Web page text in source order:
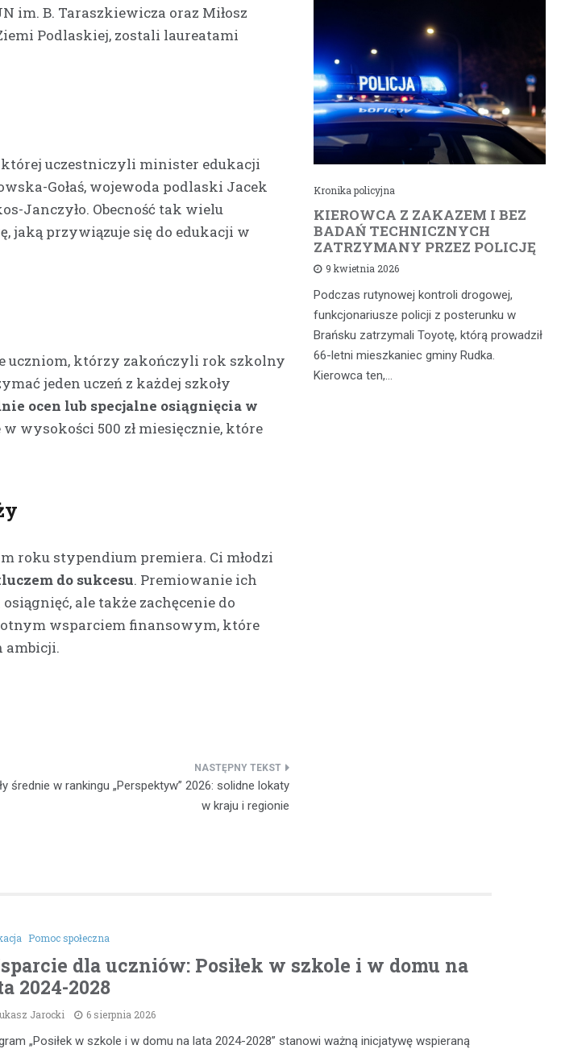
im. B. Taraszkiewicza oraz Miłosz
Podlaskiej, zostali laureatami
której uczestniczyli minister edukacji
Gołaś, wojewoda podlaski Jacek
Janczyło. Obecność tak wielu
jaką przywiązuje się do edukacji w
uczniom, którzy zakończyli rok szkolny
jeden uczeń z każdej szkoły
ocen lub specjalne osiągnięcia w
wysokości 500 zł miesięcznie, które
roku stypendium premiera. Ci młodzi
do sukcesu. Premiowanie ich
ale także zachęcenie do
wsparciem finansowym, które
ambicji.
średnie w rankingu „Perspektyw” 2026: solidne lokaty
w kraju i regionie
Kronika policyjna
Kierowca z Kalnicy stracił
prawo jazdy za nadmierną
czynników ryzyka. W ostatnich dniach w…
Kronika policyjna
KIEROWCA Z ZAKAZEM I BEZ
BADAŃ TECHNICZNYCH
ZATRZYMANY PRZEZ POLICJĘ
9 kwietnia 2026
Podczas rutynowej kontroli drogowej,
funkcjonariusze policji z posterunku w
Brańsku zatrzymali Toyotę, którą prowadził
66-letni mieszkaniec gminy Rudka.
Kierowca ten,…
Pomoc społeczna
dla uczniów: Posiłek w szkole i w domu na
2024-2028
Jarocki 6 sierpnia 2026
„Posiłek w szkole i w domu na lata 2024-2028” stanowi ważną inicjatywę wspieraną